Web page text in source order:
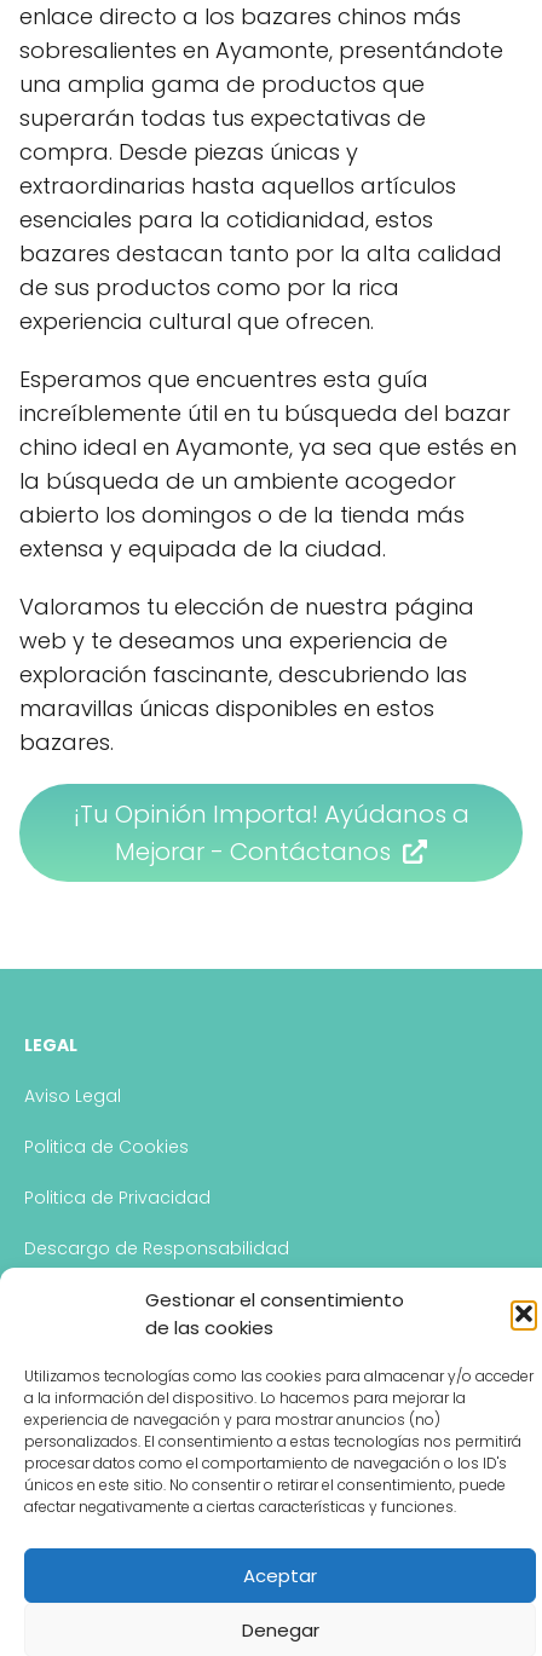
Gestionar el consentimiento
de las cookies
Utilizamos tecnologías como las cookies para almacenar y/o acceder
a la información del dispositivo. Lo hacemos para mejorar la
experiencia de navegación y para mostrar anuncios (no)
personalizados. El consentimiento a estas tecnologías nos permitirá
procesar datos como el comportamiento de navegación o los ID's
únicos en este sitio. No consentir o retirar el consentimiento, puede
afectar negativamente a ciertas características y funciones.
Aceptar
Denegar
enlace directo a los bazares chinos más
sobresalientes en Ayamonte, presentándote
una amplia gama de productos que
superarán todas tus expectativas de
compra. Desde piezas únicas y
extraordinarias hasta aquellos artículos
esenciales para la cotidianidad, estos
bazares destacan tanto por la alta calidad
de sus productos como por la rica
experiencia cultural que ofrecen.
Esperamos que encuentres esta guía
increíblemente útil en tu búsqueda del bazar
chino ideal en Ayamonte, ya sea que estés en
la búsqueda de un ambiente acogedor
abierto los domingos o de la tienda más
extensa y equipada de la ciudad.
Valoramos tu elección de nuestra página
web y te deseamos una experiencia de
exploración fascinante, descubriendo las
maravillas únicas disponibles en estos
bazares.
¡Tu Opinión Importa! Ayúdanos a
Mejorar - Contáctanos
LEGAL
Aviso Legal
Politica de Cookies
Politica de Privacidad
Descargo de Responsabilidad
Hablemos